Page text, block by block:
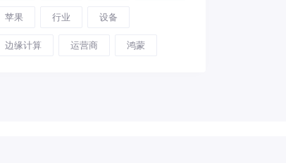
苹果 行业 设备
边缘计算 运营商 鸿蒙